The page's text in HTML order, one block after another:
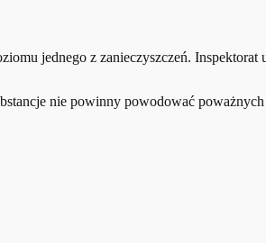
jednego z zanieczyszczeń.
nie powinny powodować